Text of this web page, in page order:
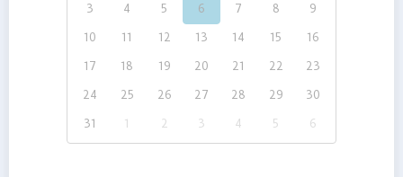
3 4 5 6 7 8 9
10 11 12 13 14 15 16
17 18 19 20 21 22 23
24 25 26 27 28 29 30
31 1 2 3 4 5 6